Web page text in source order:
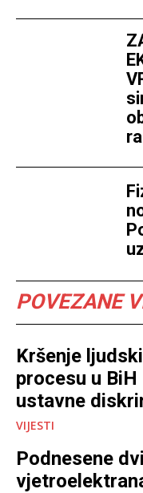
POVEZANE
Kršenje
procesu u
ustavne
VIJESTI
Podnesene